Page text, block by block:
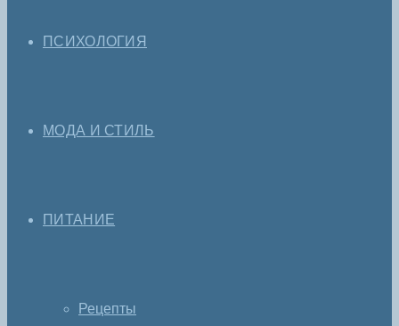
ПСИХОЛОГИЯ
МОДА И СТИЛЬ
ПИТАНИЕ
Рецепты